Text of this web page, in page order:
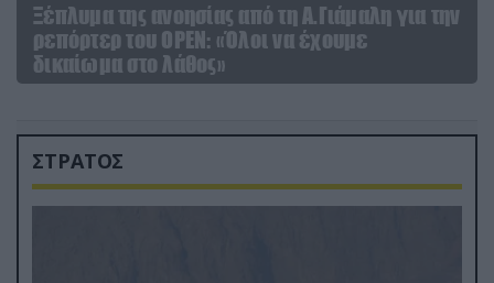
Ξέπλυμα της ανοησίας από τη Α.Γιάμαλη για την
ρεπόρτερ του ΟΡΕΝ: «Όλοι να έχουμε
δικαίωμα στο λάθος»
ΣΤΡΑΤΟΣ